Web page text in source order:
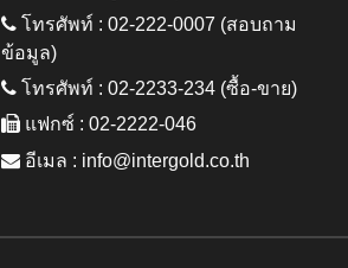
โทรศัพท์ : 02-222-0007 (สอบถาม
ข้อมูล)
โทรศัพท์ : 02-2233-234 (ซื้อ-ขาย)
แฟกซ์ : 02-2222-046
อีเมล : info@intergold.co.th